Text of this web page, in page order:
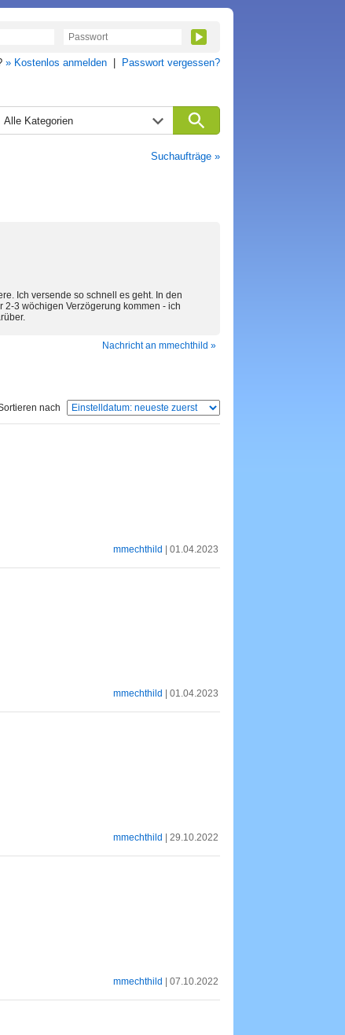
» Kostenlos anmelden Passwort vergessen?
Alle Kategorien
Suchaufträge »
Ich versende so schnell es geht. In den
3 wöchigen Verzögerung kommen - ich
Nachricht an mmechthild »
nach
mmechthild | 01.04.2023
mmechthild | 01.04.2023
mmechthild | 29.10.2022
mmechthild | 07.10.2022